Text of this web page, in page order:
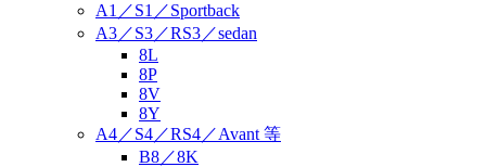
A1／S1／Sportback
A3／S3／RS3／sedan
8L
8P
8V
8Y
A4／S4／RS4／Avant 等
B8／8K